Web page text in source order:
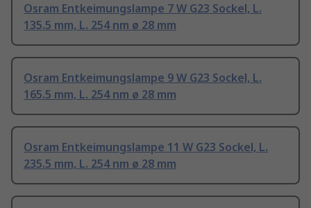
Osram Entkeimungslampe 7 W G23 Sockel, L.
135.5 mm, L. 254 nm ø 28 mm
Osram Entkeimungslampe 9 W G23 Sockel, L.
165.5 mm, L. 254 nm ø 28 mm
Osram Entkeimungslampe 11 W G23 Sockel, L.
235.5 mm, L. 254 nm ø 28 mm